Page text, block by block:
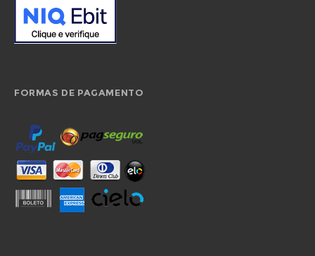
FORMAS DE PAGAMENTO